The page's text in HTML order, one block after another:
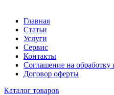
Главная
Статьи
Услуги
Сервис
Контакты
Соглашение на
Договор оферты
Каталог товаров